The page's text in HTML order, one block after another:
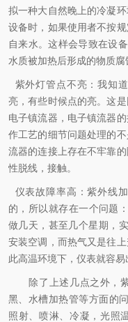
拟一种大自然晚上的冷凝
设备时，如果使用者不按
自来水。这样会导致在设
水质被加热后形成的物质腐
紫外灯管点不亮：我知
亮，有些时候点的亮。这
电子镇流器，电子镇流器
作工艺的细节问题处理的
流器的连接上存在不牢靠
性脱线，接触。
仪表故障率高：紫外线
的，所以就存在一个问题
做几天，甚至几个星期，
安装空调，而热气又是往
此高温环境下，仪表就容易
除了上述几点之外，紫
黑、水槽加热管等方面的
照射、喷淋、冷凝，光